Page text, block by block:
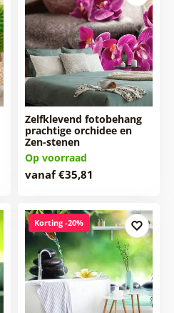
Zelfklevend fotobehang
prachtige orchidee en
Zen-stenen
Op voorraad
vanaf €35,81
Korting -20%